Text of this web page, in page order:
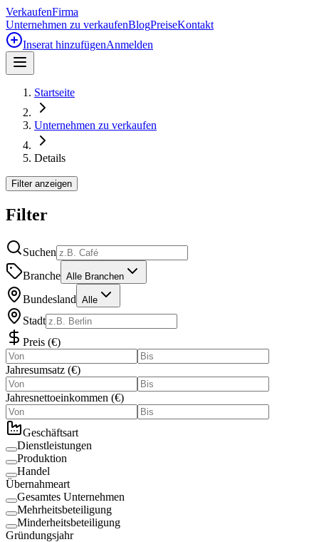
VerkaufenFirma
Unternehmen zu verkaufenBlogPreiseKontakt
Inserat hinzufügenAnmelden
Startseite
Unternehmen zu verkaufen
Details
Filter anzeigen
Filter
Suchen
Branche Alle Branchen
Bundesland Alle
Stadt
Preis (€)
Jahresumsatz (€)
Jahresnettoeinkommen (€)
Geschäftsart
Dienstleistungen
Produktion
Handel
Übernahmeart
Gesamtes Unternehmen
Mehrheitsbeteiligung
Minderheitsbeteiligung
Gründungsjahr